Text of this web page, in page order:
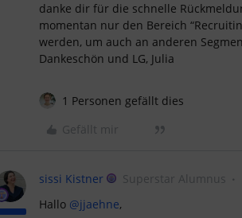
danke dir für die schnelle
momentan nur den Bereich
werden, um auch an anderen
Dankeschön und LG, Julia
1 Personen gefällt dies
Gefällt mir
sissi Kistner Superstar Alumnus
Hallo @jjaehne,